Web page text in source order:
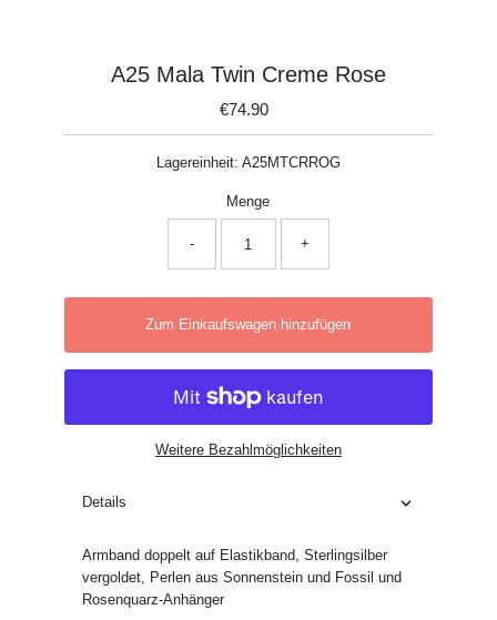
A25 Mala Twin Creme Rose
Regulärer
Preis
€74.90
Lagereinheit: A25MTCRROG
Menge
- +
Zum Einkaufswagen hinzufügen
Weitere Bezahlmöglichkeiten
Details
Armband doppelt auf Elastikband, Sterlingsilber
vergoldet, Perlen aus Sonnenstein und Fossil und
Rosenquarz-Anhänger